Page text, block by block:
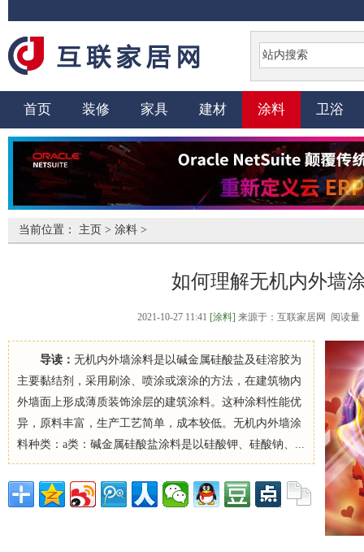
首页 装修 家具 建材 涂料 卫浴
当前位置： 主页 > 涂料 >
如何理解无机内外墙
2021-10-27 11:41 [涂料] 来源于：互联家居网 阅读量
导读： 无机内外墙涂料是以碱金属硅酸盐及硅溶胶为
主要黏结剂，采用刷涂、喷涂或滚涂的方法，在建筑物内
外墙面上形成薄质装饰涂层的建筑涂料。这种涂料性能优
异，原料丰富，生产工艺简单，成本较低。无机内外墙涂
料种类：a类：碱金属硅酸盐涂料是以硅酸钾、硅酸钠、...